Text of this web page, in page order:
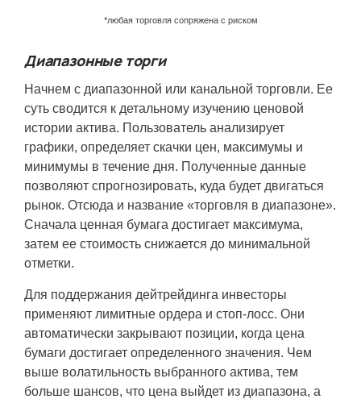
*любая торговля сопряжена с риском
Диапазонные торги
Начнем с диапазонной или канальной торговли. Ее
суть сводится к детальному изучению ценовой
истории актива. Пользователь анализирует
графики, определяет скачки цен, максимумы и
минимумы в течение дня. Полученные данные
позволяют спрогнозировать, куда будет двигаться
рынок. Отсюда и название «торговля в диапазоне».
Сначала ценная бумага достигает максимума,
затем ее стоимость снижается до минимальной
отметки.
Для поддержания дейтрейдинга инвесторы
применяют лимитные ордера и стоп-лосс. Они
автоматически закрывают позиции, когда цена
бумаги достигает определенного значения. Чем
выше волатильность выбранного актива, тем
больше шансов, что цена выйдет из диапазона, а